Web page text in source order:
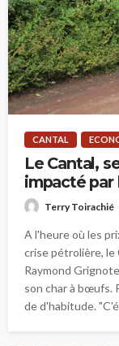
CANTAL
Le Cantal,
impacté par
Terry Toirachié
A l'heure où les
crise pétrolière,
Raymond
son char à bœufs.
de d'habitude.